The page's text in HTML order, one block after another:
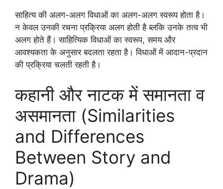
साहित्य की अलग-अलग विधाओं का अलग-अलग स्वरूप होता है।
न केवल उनकी रचना प्रक्रिया अलग होती है ब्लकि उनके तत्व भी
अलग होते हैं। साहित्यिक विधाओं का स्वरूप, समय और
आवश्यकता के अनुसार बदलता रहता है। विधाओं में आदान-प्रदान
की प्रक्रिया चलती रहती है।
कहानी और नाटक में समानता व
असमानता (Similarities
and Differences
Between Story and
Drama)